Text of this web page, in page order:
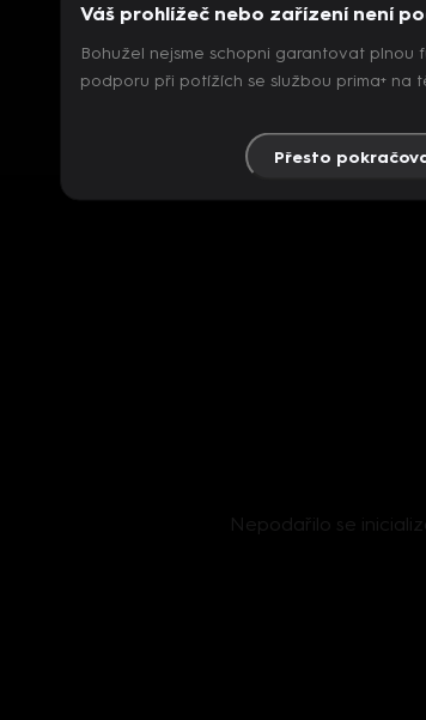
Nepodařilo se
Váš prohlížeč nebo zařízení není
Bohužel nejsme schopni garantovat plnou
podporu při potížích se službou prima+ na
Přesto